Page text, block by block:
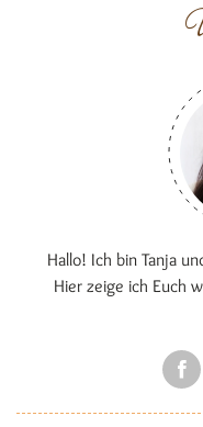
Hallo! Ich bin Tanja
Hier zeige ich Euch